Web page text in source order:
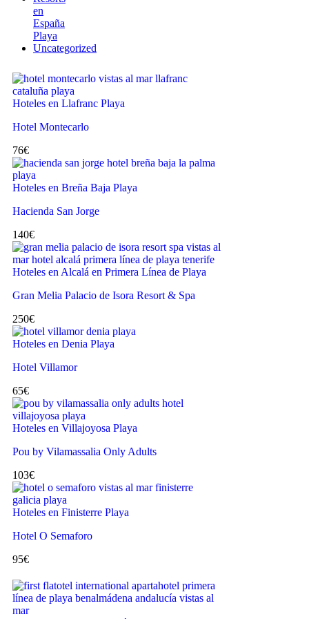
en
España
Playa
Uncategorized
Hoteles en Llafranc Playa
Hotel Montecarlo
76€
Hoteles en Breña Baja Playa
Hacienda San Jorge
140€
Hoteles en Alcalá en Primera Línea de Playa
Gran Melia Palacio de Isora Resort & Spa
250€
Hoteles en Denia Playa
Hotel Villamor
65€
Hoteles en Villajoyosa Playa
Pou by Vilamassalia Only Adults
103€
Hoteles en Finisterre Playa
Hotel O Semaforo
95€